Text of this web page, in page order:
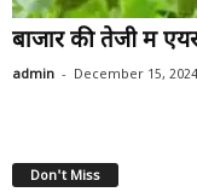
बाजार की तेजी में
admin - December 15, 2024
Don't Miss